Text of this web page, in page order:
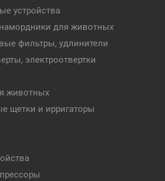
устройства
для животных
фильтры, удлинители
электроотвертки
животных
щетки и ирригаторы